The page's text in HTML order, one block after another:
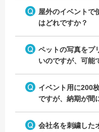
屋外のイベントで
はどれですか？
ペットの写真をプ
いのですが、可能
イベント用に200
ですが、納期が間
会社名を刺繍した